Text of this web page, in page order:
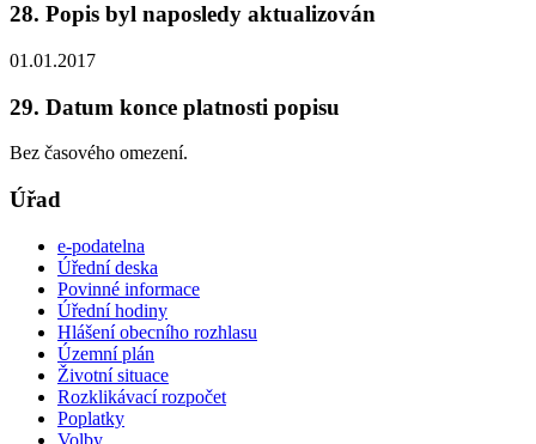
28. Popis byl naposledy aktualizován
01.01.2017
29. Datum konce platnosti popisu
Bez časového omezení.
Úřad
e-podatelna
Úřední deska
Povinné informace
Úřední hodiny
Hlášení obecního rozhlasu
Územní plán
Životní situace
Rozklikávací rozpočet
Poplatky
Volby